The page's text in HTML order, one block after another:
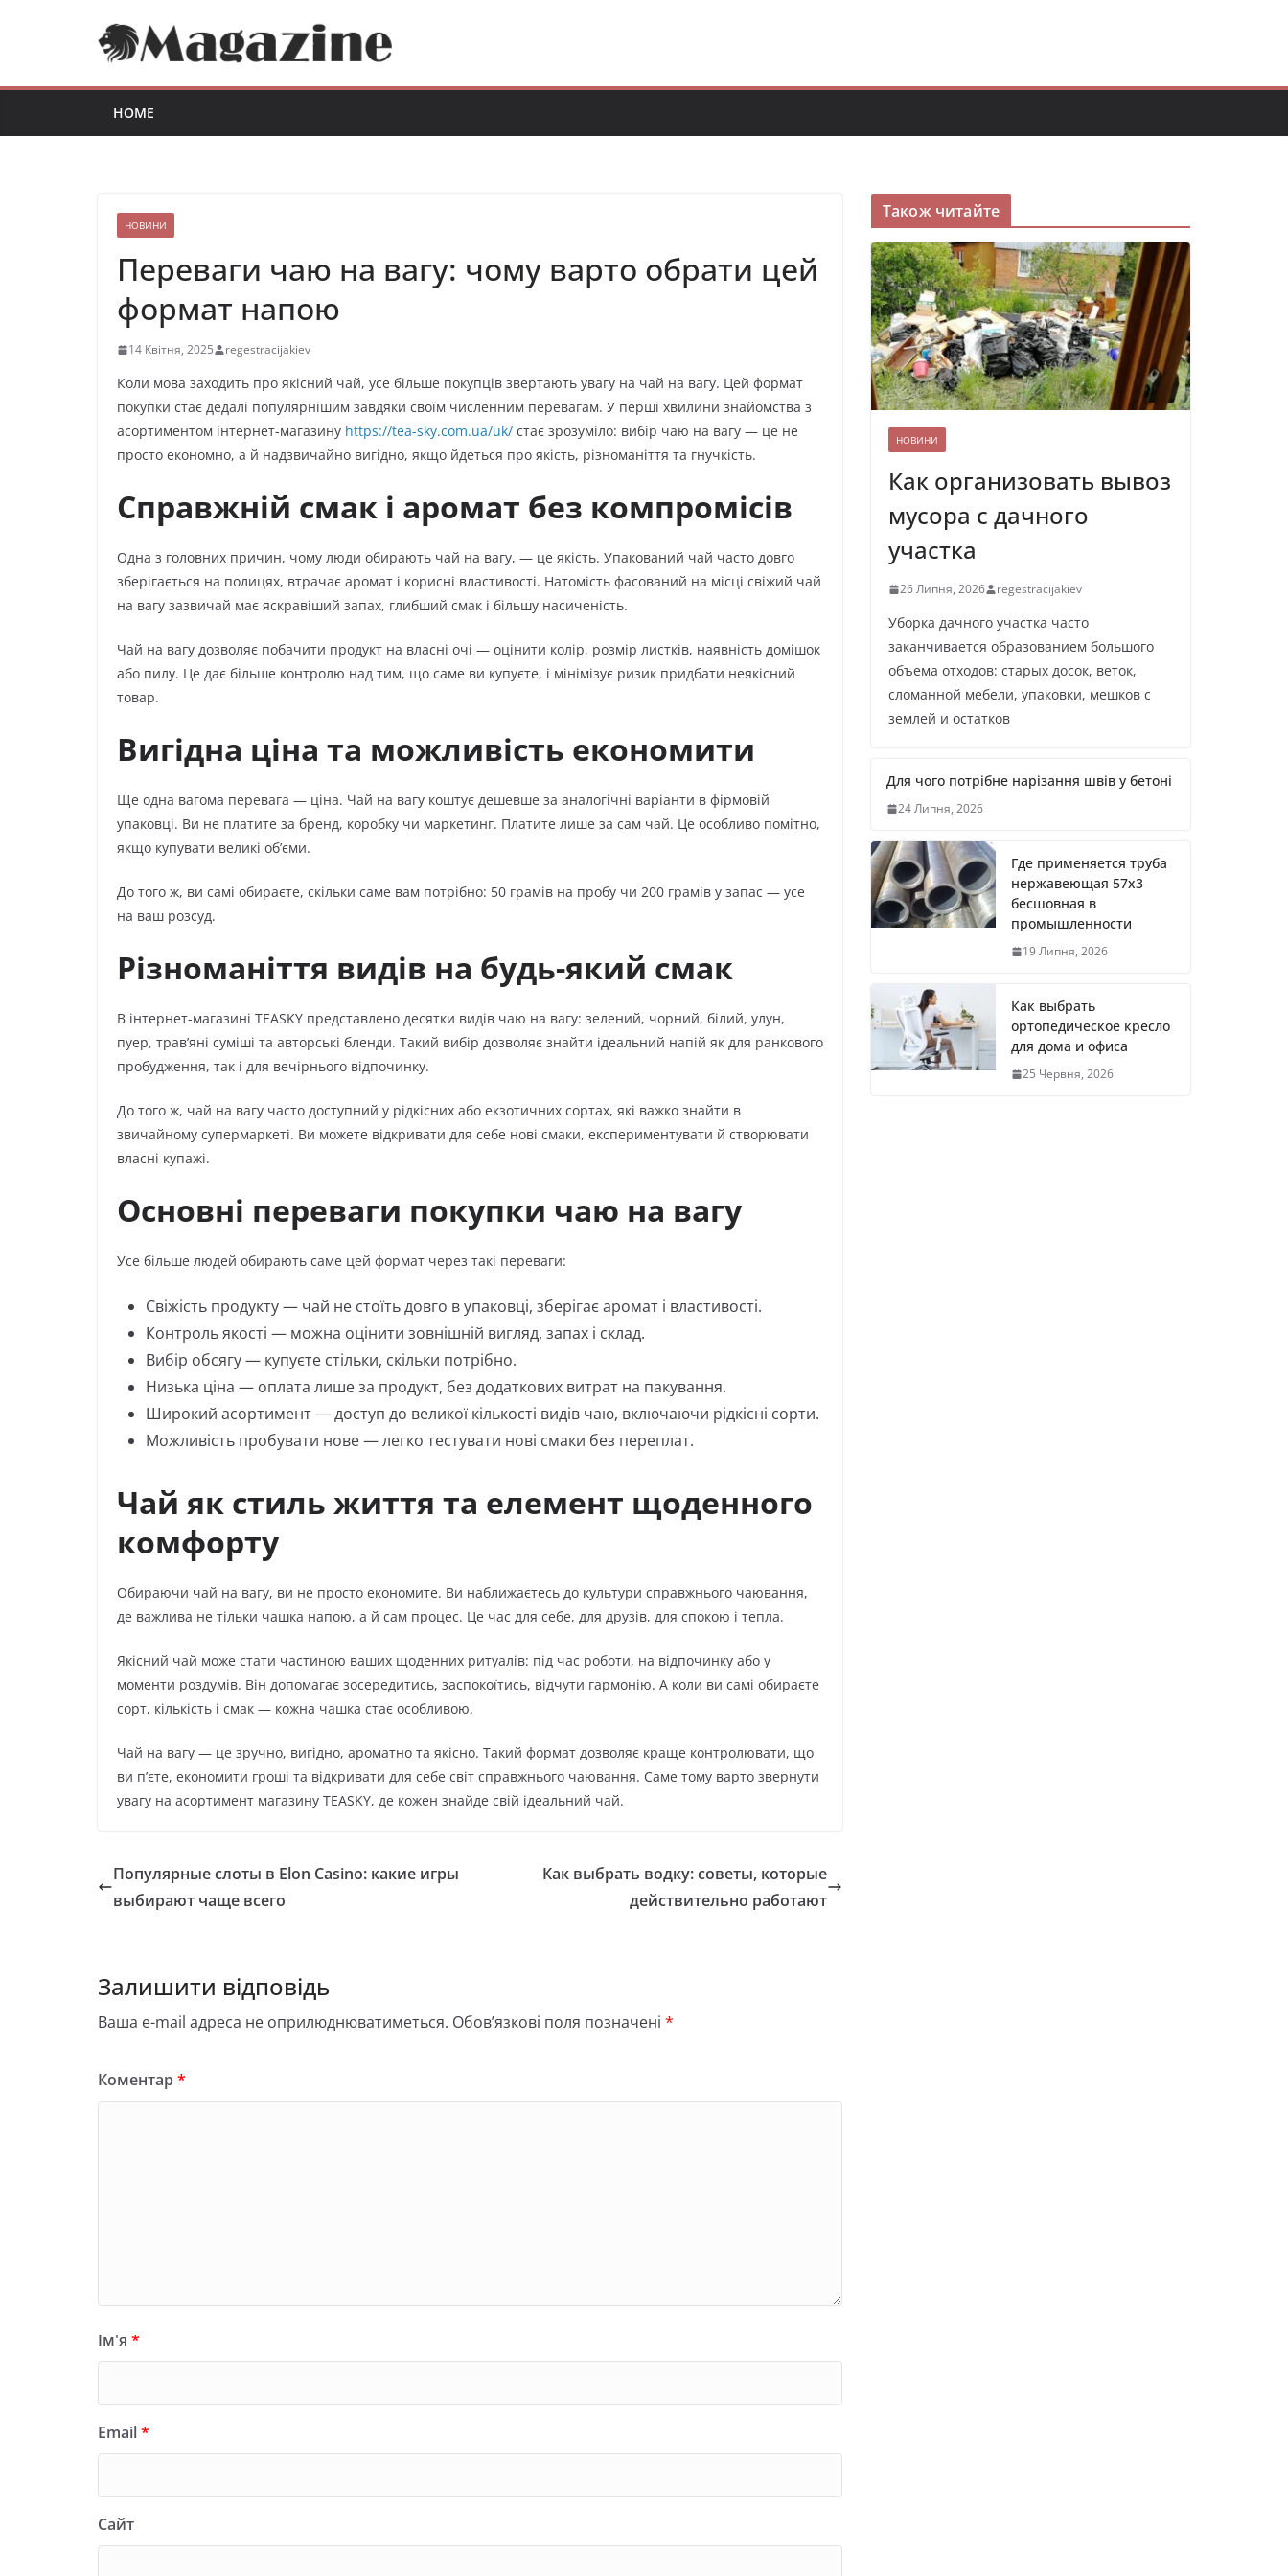
HOME
НОВИНИ
Переваги чаю на вагу: чому варто обрати цей
формат напою
14 Квітня, 2025 regestracijakiev
Коли мова заходить про якісний чай, усе більше покупців звертають увагу на чай на вагу. Цей формат
покупки стає дедалі популярнішим завдяки своїм численним перевагам. У перші хвилини знайомства з
асортиментом інтернет-магазину https://tea-sky.com.ua/uk/ стає зрозуміло: вибір чаю на вагу — це не
просто економно, а й надзвичайно вигідно, якщо йдеться про якість, різноманіття та гнучкість.
Справжній смак і аромат без компромісів
Одна з головних причин, чому люди обирають чай на вагу, — це якість. Упакований чай часто довго
зберігається на полицях, втрачає аромат і корисні властивості. Натомість фасований на місці свіжий чай
на вагу зазвичай має яскравіший запах, глибший смак і більшу насиченість.
Чай на вагу дозволяє побачити продукт на власні очі — оцінити колір, розмір листків, наявність домішок
або пилу. Це дає більше контролю над тим, що саме ви купуєте, і мінімізує ризик придбати неякісний
товар.
Вигідна ціна та можливість економити
Ще одна вагома перевага — ціна. Чай на вагу коштує дешевше за аналогічні варіанти в фірмовій
упаковці. Ви не платите за бренд, коробку чи маркетинг. Платите лише за сам чай. Це особливо помітно,
якщо купувати великі об’єми.
До того ж, ви самі обираєте, скільки саме вам потрібно: 50 грамів на пробу чи 200 грамів у запас — усе
на ваш розсуд.
Різноманіття видів на будь-який смак
В інтернет-магазині TEASKY представлено десятки видів чаю на вагу: зелений, чорний, білий, улун,
пуер, трав’яні суміші та авторські бленди. Такий вибір дозволяє знайти ідеальний напій як для ранкового
пробудження, так і для вечірнього відпочинку.
До того ж, чай на вагу часто доступний у рідкісних або екзотичних сортах, які важко знайти в
звичайному супермаркеті. Ви можете відкривати для себе нові смаки, експериментувати й створювати
власні купажі.
Основні переваги покупки чаю на вагу
Усе більше людей обирають саме цей формат через такі переваги:
Свіжість продукту — чай не стоїть довго в упаковці, зберігає аромат і властивості.
Контроль якості — можна оцінити зовнішній вигляд, запах і склад.
Вибір обсягу — купуєте стільки, скільки потрібно.
Низька ціна — оплата лише за продукт, без додаткових витрат на пакування.
Широкий асортимент — доступ до великої кількості видів чаю, включаючи рідкісні сорти.
Можливість пробувати нове — легко тестувати нові смаки без переплат.
Чай як стиль життя та елемент щоденного
комфорту
Обираючи чай на вагу, ви не просто економите. Ви наближаєтесь до культури справжнього чаювання,
де важлива не тільки чашка напою, а й сам процес. Це час для себе, для друзів, для спокою і тепла.
Якісний чай може стати частиною ваших щоденних ритуалів: під час роботи, на відпочинку або у
моменти роздумів. Він допомагає зосередитись, заспокоїтись, відчути гармонію. А коли ви самі обираєте
сорт, кількість і смак — кожна чашка стає особливою.
Чай на вагу — це зручно, вигідно, ароматно та якісно. Такий формат дозволяє краще контролювати, що
ви п’єте, економити гроші та відкривати для себе світ справжнього чаювання. Саме тому варто звернути
увагу на асортимент магазину TEASKY, де кожен знайде свій ідеальний чай.
Популярные слоты в Elon Casino: какие игры
выбирают чаще всего
Как выбрать водку: советы, которые
действительно работают
Залишити відповідь
Ваша e-mail адреса не оприлюднюватиметься. Обов’язкові поля позначені *
Коментар*
Ім'я *
Email*
Сайт
Також читайте
НОВИНИ
Как организовать вывоз
мусора с дачного
участка
26 Липня, 2026 regestracijakiev
Уборка дачного участка часто
заканчивается образованием большого
объема отходов: старых досок, веток,
сломанной мебели, упаковки, мешков с
землей и остатков
Для чого потрібне нарізання швів у бетоні
24 Липня, 2026
Где применяется труба
нержавеющая 57х3
бесшовная в
промышленности
19 Липня, 2026
Как выбрать
ортопедическое кресло
для дома и офиса
25 Червня, 2026